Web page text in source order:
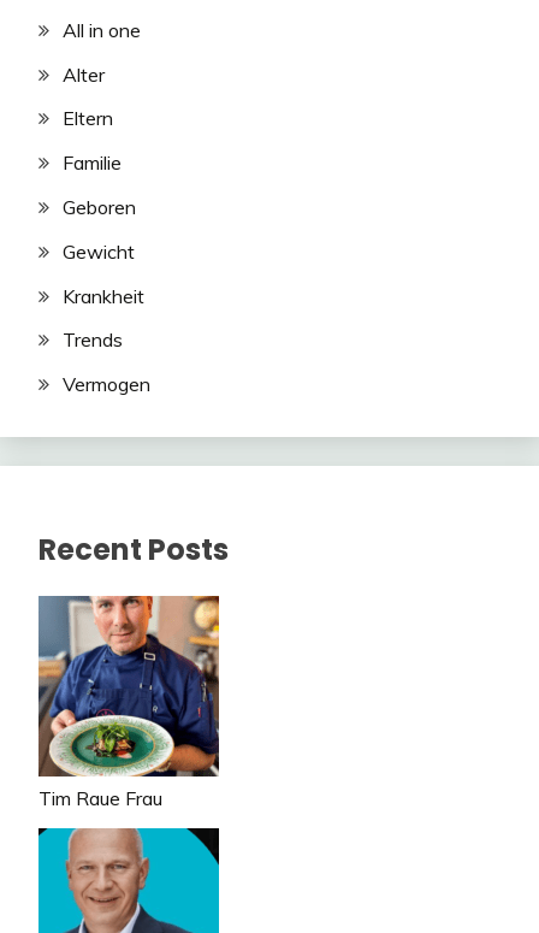
All in one
Alter
Eltern
Familie
Geboren
Gewicht
Krankheit
Trends
Vermogen
Recent Posts
Tim Raue Frau